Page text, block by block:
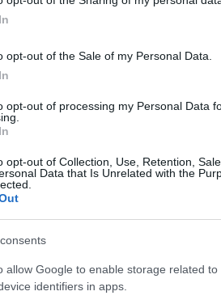
opt-out of the Sale of my Personal Data.
opt-out of processing my Personal Data
opt-out of Collection, Use, Retention,
Data that Is Unrelated with the
allow Google to enable storage related
identifiers in apps.
és pályafutása negyedik
egyelőre nem tekinthető
indítottak a
miatt - a szerk.). A
monacói versenyzője lett a
és hetedik lett, de ahhoz,
győznie kellett
folytatódik. (az MTI híre
OF RACE)